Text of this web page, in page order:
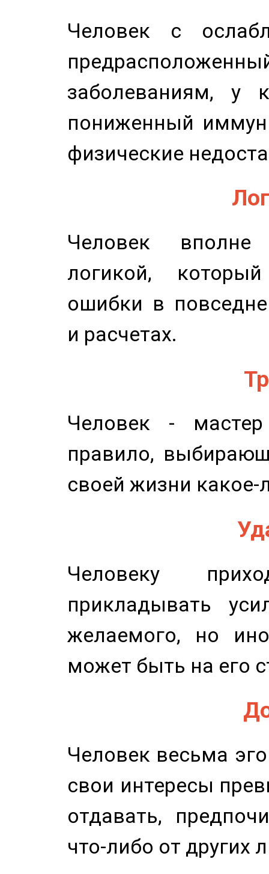
Человек с
заболеваниям, у
пониженный
физические
Человек
логикой,
ошибки в
и расчетах.
Человек -
правило,
своей жизни какое-
Человеку
прикладывать
желаемого, но
может быть на его
Человек весьма
свои интересы
отдавать,
что-либо от других